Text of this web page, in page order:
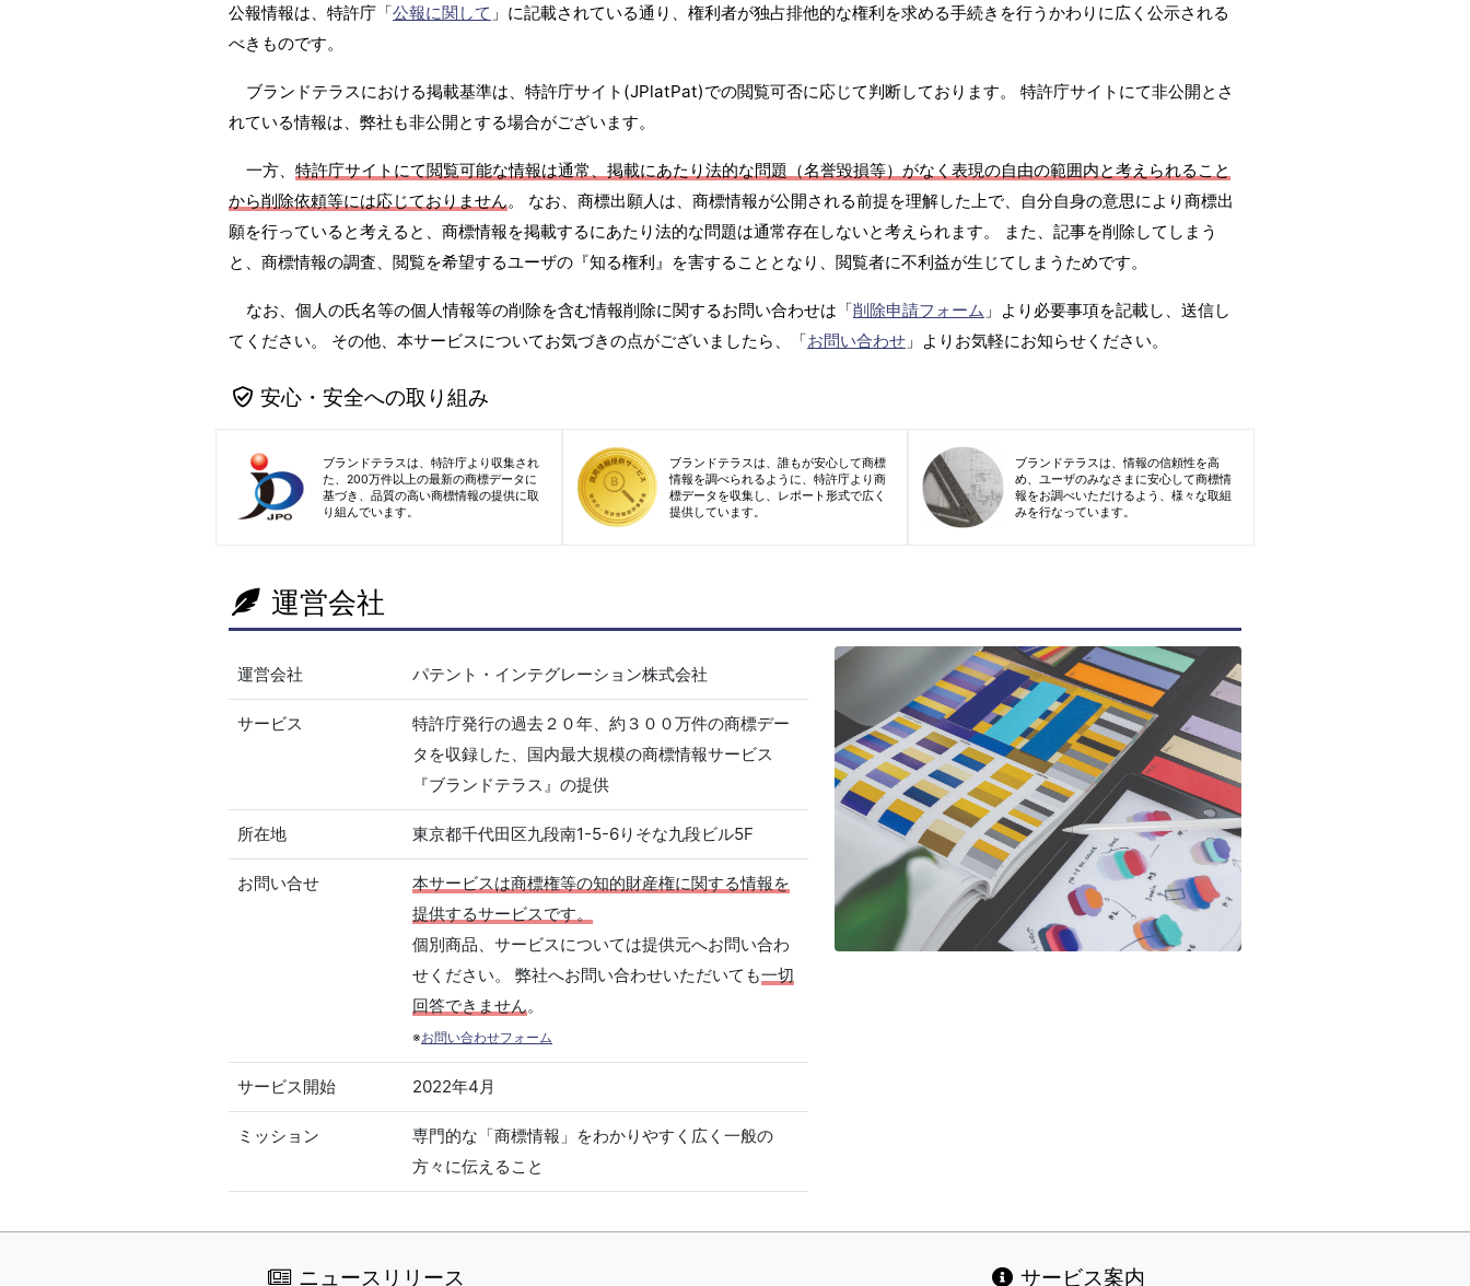
公報情報は、特許庁「公報に関して 」に記載されている通り、権利者が独占排他的な権利を求める手続きを行うかわりに広く公示される
べきものです。
ブランドテラスにおける掲載基準は、特許庁サイト(JPlatPat)での閲覧可否に応じて判断しております。 特許庁サイトにて非公開とさ
れている情報は、弊社も非公開とする場合がございます。
一方、 特許庁サイトにて閲覧可能な情報は通常、掲載にあたり法的な問題（名誉毀損等）がなく表現の自由の範囲内と考えられること
から削除依頼等には応じておりません。 なお、商標出願人は、商標情報が公開される前提を理解した上で、自分自身の意思により商標出
願を行っていると考えると、商標情報を掲載するにあたり法的な問題は通常存在しないと考えられます。 また、記事を削除してしまう
と、商標情報の調査、閲覧を希望するユーザの『知る権利』を害することとなり、閲覧者に不利益が生じてしまうためです。
なお、個人の氏名等の個人情報等の削除を含む情報削除に関するお問い合わせは「削除申請フォーム 」より必要事項を記載し、送信し
てください。 その他、本サービスについてお気づきの点がございましたら、「お問い合わせ 」よりお気軽にお知らせください。
安心・安全への取り組み
ブランドテラスは、特許庁より収集され
た、200万件以上の最新の商標データに
基づき、品質の高い商標情報の提供に取
り組んでいます。
ブランドテラスは、誰もが安心して商標
情報を調べられるように、特許庁より商
標データを収集し、レポート形式で広く
提供しています。
ブランドテラスは、情報の信頼性を高
め、ユーザのみなさまに安心して商標情
報をお調べいただけるよう、様々な取組
みを行なっています。
運営会社
運営会社 パテント・インテグレーション株式会社
サービス
特許庁発行の過去２０年、約３００万件の商標デー
タを収録した、国内最大規模の商標情報サービス
『ブランドテラス』の提供
所在地 東京都千代田区九段南1-5-6りそな九段ビル5F
お問い合せ
本サービスは商標権等の知的財産権に関する情報を
提供するサービスです。
個別商品、サービスについては提供元へお問い合わ
せください。 弊社へお問い合わせいただいても一切
回答できません。
※お問い合わせフォーム
サービス開始 2022年4月
ミッション
専門的な「商標情報」をわかりやすく広く一般の
方々に伝えること
ニュースリリース サービス案内